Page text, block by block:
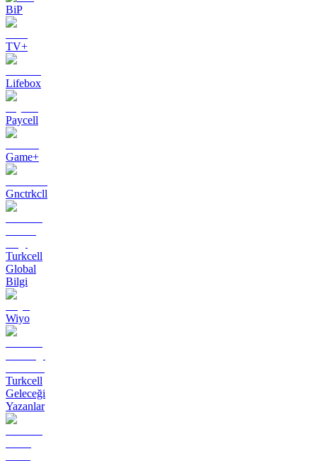
BiP
TV+
Lifebox
Paycell
Game+
Gnctrkcll
Turkcell
Global
Bilgi
Wiyo
Turkcell
Geleceği
Yazanlar